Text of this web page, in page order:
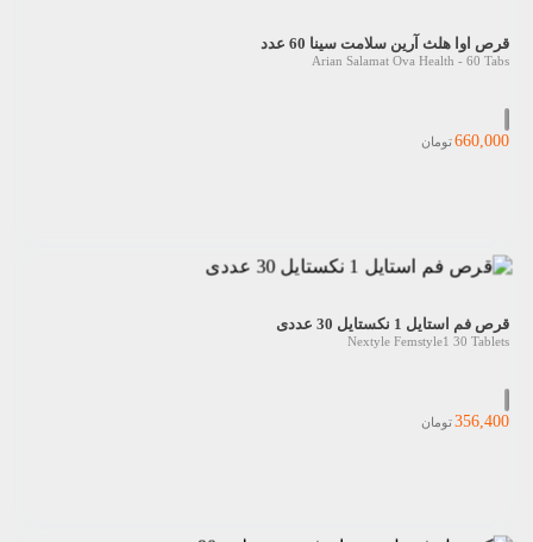
قرص اوا هلث آرین سلامت سینا 60 عدد
Arian Salamat Ova Health - 60 Tabs
660,000تومان
قرص فم استایل 1 نکستایل 30 عددی
Nextyle Femstyle1 30 Tablets
356,400تومان